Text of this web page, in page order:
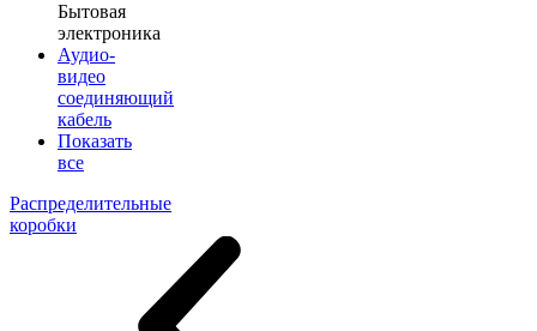
Бытовая
электроника
Аудио-
видео
соединяющий
кабель
Показать
все
Распределительные
коробки